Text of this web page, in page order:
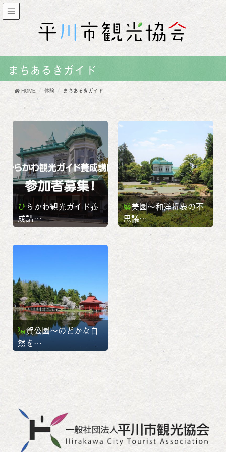
まちあるきガイド
HOME 体験 まちあるきガイド
ひらかわ観光ガイド養
成講…
盛美園～和洋折衷の不
思議…
猿賀公園～のどかな自
然を…